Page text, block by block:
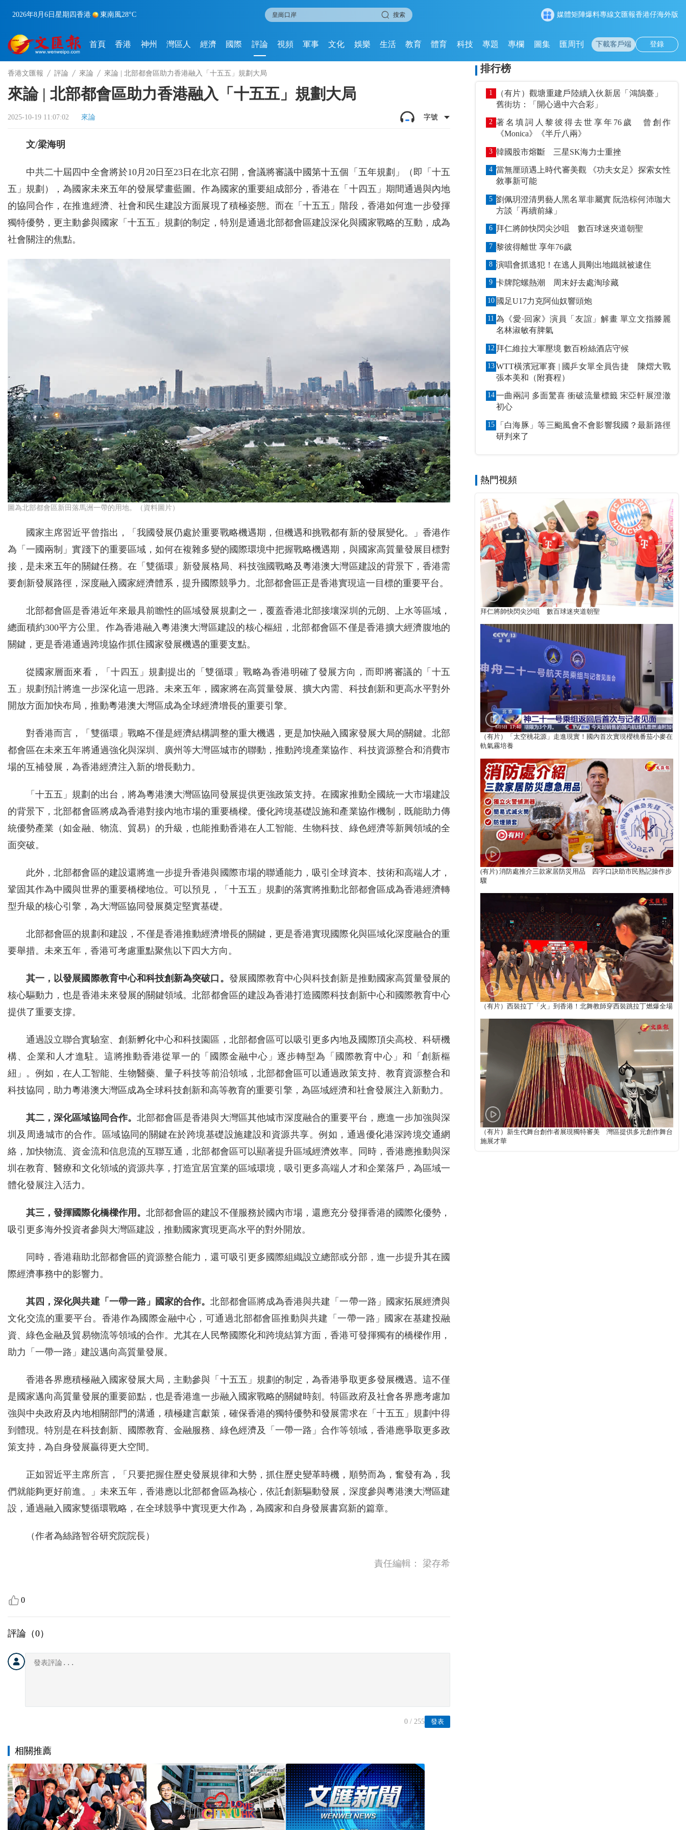
2026年8月6日 星期四香港 東南風28°C 搜索 媒體矩陣爆料專線文匯報香港仔海外版
首頁 香港 神州 灣區人 經濟 國際 評論 視頻 軍事 文化 娛樂 生活 教育 體育 科技 專題 專欄 圖集 匯周刊 下載客戶端 登錄
香港文匯報 評論 來論 來論 | 北部都會區助力香港融入「十五五」規劃大局
來論 | 北部都會區助力香港融入「十五五」規劃大局
2025-10-19 11:07:02 來論 字號
文/梁海明
中共二十屆四中全會將於10月20日至23日在北京召開，會議將審議中國第十五個「五年規劃」（即「十五
五」規劃），為國家未來五年的發展擘畫藍圖。作為國家的重要組成部分，香港在「十四五」期間通過與內地
的協同合作，在推進經濟、社會和民生建設方面展現了積極姿態。而在「十五五」階段，香港如何進一步發揮
獨特優勢，更主動參與國家「十五五」規劃的制定，特別是通過北部都會區建設深化與國家戰略的互動，成為
社會關注的焦點。
圖為北部都會區新田落馬洲一帶的用地。（資料圖片）
國家主席習近平曾指出，「我國發展仍處於重要戰略機遇期，但機遇和挑戰都有新的發展變化。」香港作
為「一國兩制」實踐下的重要區域，如何在複雜多變的國際環境中把握戰略機遇期，與國家高質量發展目標對
接，是未來五年的關鍵任務。在「雙循環」新發展格局、科技強國戰略及粵港澳大灣區建設的背景下，香港需
要創新發展路徑，深度融入國家經濟體系，提升國際競爭力。北部都會區正是香港實現這一目標的重要平台。
北部都會區是香港近年來最具前瞻性的區域發展規劃之一，覆蓋香港北部接壤深圳的元朗、上水等區域，
總面積約300平方公里。作為香港融入粵港澳大灣區建設的核心樞紐，北部都會區不僅是香港擴大經濟腹地的
關鍵，更是香港通過跨境協作抓住國家發展機遇的重要支點。
從國家層面來看，「十四五」規劃提出的「雙循環」戰略為香港明確了發展方向，而即將審議的「十五
五」規劃預計將進一步深化這一思路。未來五年，國家將在高質量發展、擴大內需、科技創新和更高水平對外
開放方面加快布局，推動粵港澳大灣區成為全球經濟增長的重要引擎。
對香港而言，「雙循環」戰略不僅是經濟結構調整的重大機遇，更是加快融入國家發展大局的關鍵。北部
都會區在未來五年將通過強化與深圳、廣州等大灣區城市的聯動，推動跨境產業協作、科技資源整合和消費市
場的互補發展，為香港經濟注入新的增長動力。
「十五五」規劃的出台，將為粵港澳大灣區協同發展提供更強政策支持。在國家推動全國統一大市場建設
的背景下，北部都會區將成為香港對接內地市場的重要橋樑。優化跨境基礎設施和產業協作機制，既能助力傳
統優勢產業（如金融、物流、貿易）的升級，也能推動香港在人工智能、生物科技、綠色經濟等新興領域的全
面突破。
此外，北部都會區的建設還將進一步提升香港與國際市場的聯通能力，吸引全球資本、技術和高端人才，
鞏固其作為中國與世界的重要橋樑地位。可以預見，「十五五」規劃的落實將推動北部都會區成為香港經濟轉
型升級的核心引擎，為大灣區協同發展奠定堅實基礎。
北部都會區的規劃和建設，不僅是香港推動經濟增長的關鍵，更是香港實現國際化與區域化深度融合的重
要舉措。未來五年，香港可考慮重點聚焦以下四大方向。
其一，以發展國際教育中心和科技創新為突破口。 發展國際教育中心與科技創新是推動國家高質量發展的
核心驅動力，也是香港未來發展的關鍵領域。北部都會區的建設為香港打造國際科技創新中心和國際教育中心
提供了重要支撐。
通過設立聯合實驗室、創新孵化中心和科技園區，北部都會區可以吸引更多內地及國際頂尖高校、科研機
構、企業和人才進駐。這將推動香港從單一的「國際金融中心」逐步轉型為「國際教育中心」和「創新樞
紐」。例如，在人工智能、生物醫藥、量子科技等前沿領域，北部都會區可以通過政策支持、教育資源整合和
科技協同，助力粵港澳大灣區成為全球科技創新和高等教育的重要引擎，為區域經濟和社會發展注入新動力。
其二，深化區域協同合作。 北部都會區是香港與大灣區其他城市深度融合的重要平台，應進一步加強與深
圳及周邊城市的合作。區域協同的關鍵在於跨境基礎設施建設和資源共享。例如，通過優化港深跨境交通網
絡，加快物流、資金流和信息流的互聯互通，北部都會區可以顯著提升區域經濟效率。同時，香港應推動與深
圳在教育、醫療和文化領域的資源共享，打造宜居宜業的區域環境，吸引更多高端人才和企業落戶，為區域一
體化發展注入活力。
其三，發揮國際化橋樑作用。 北部都會區的建設不僅服務於國內市場，還應充分發揮香港的國際化優勢，
吸引更多海外投資者參與大灣區建設，推動國家實現更高水平的對外開放。
同時，香港藉助北部都會區的資源整合能力，還可吸引更多國際組織設立總部或分部，進一步提升其在國
際經濟事務中的影響力。
其四，深化與共建「一帶一路」國家的合作。北部都會區將成為香港與共建「一帶一路」國家拓展經濟與
文化交流的重要平台。香港作為國際金融中心，可通過北部都會區推動與共建「一帶一路」國家在基建投融
資、綠色金融及貿易物流等領域的合作。尤其在人民幣國際化和跨境結算方面，香港可發揮獨有的橋樑作用，
助力「一帶一路」建設邁向高質量發展。
香港各界應積極融入國家發展大局，主動參與「十五五」規劃的制定，為香港爭取更多發展機遇。這不僅
是國家邁向高質量發展的重要節點，也是香港進一步融入國家戰略的關鍵時刻。特區政府及社會各界應考慮加
強與中央政府及內地相關部門的溝通，積極建言獻策，確保香港的獨特優勢和發展需求在「十五五」規劃中得
到體現。特別是在科技創新、國際教育、金融服務、綠色經濟及「一帶一路」合作等領域，香港應爭取更多政
策支持，為自身發展贏得更大空間。
正如習近平主席所言，「只要把握住歷史發展規律和大勢，抓住歷史變革時機，順勢而為，奮發有為，我
們就能夠更好前進。」未來五年，香港應以北部都會區為核心，依託創新驅動發展，深度參與粵港澳大灣區建
設，通過融入國家雙循環戰略，在全球競爭中實現更大作為，為國家和自身發展書寫新的篇章。
（作者為絲路智谷研究院院長）
責任編輯： 梁存希
0
評論（0）
發表
0 / 255
相關推薦
排行榜
1
（有片）觀塘重建戶陸續入伙新居「鴻鵠臺」
舊街坊：「開心過中六合彩」
2 著名填詞人黎彼得去世享年76歲 曾創作
《Monica》《半斤八兩》
3 韓國股市熔斷 三星SK海力士重挫
4 當無厘頭遇上時代審美觀 《功夫女足》探索女性
敘事新可能
5 劉佩玥澄清男藝人黑名單非屬實 阮浩棕何沛珈大
方談「再續前緣」
6 拜仁將帥快閃尖沙咀 數百球迷夾道朝聖
7 黎彼得離世 享年76歲
8 演唱會抓逃犯！在逃人員剛出地鐵就被逮住
9 卡牌陀螺熱潮 周末好去處淘珍藏
10 國足U17力克阿仙奴響頭炮
11 為《愛·回家》演員「友誼」解畫 單立文指滕麗
名林淑敏有脾氣
12 拜仁維拉大軍壓境 數百粉絲酒店守候
13 WTT橫濱冠軍賽 | 國乒女單全員告捷 陳熠大戰
張本美和（附賽程）
14 一曲兩詞 多面驚喜 衝破流量標籤 宋亞軒展澄澈
初心
15
「白海豚」等三颱風會不會影響我國？最新路徑
研判來了
熱門視頻
拜仁將帥快閃尖沙咀 數百球迷夾道朝聖
（有片）「太空桃花源」走進現實！國內首次實現櫻桃番茄小麥在
軌氣霧培養
(有片) 消防處推介三款家居防災用品 四字口訣助市民熟記操作步
驟
（有片）西裝拉丁「火」到香港！北舞教師穿西裝跳拉丁燃爆全場
（有片）新生代舞台創作者展現獨特審美 灣區提供多元創作舞台
施展才華